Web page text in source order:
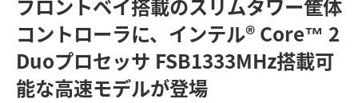
フロントベイ搭載のスリムタワー筐体
コントローラに、インテル® Core™ 2
Duoプロセッサ FSB1333MHz搭載可
能な高速モデルが登場